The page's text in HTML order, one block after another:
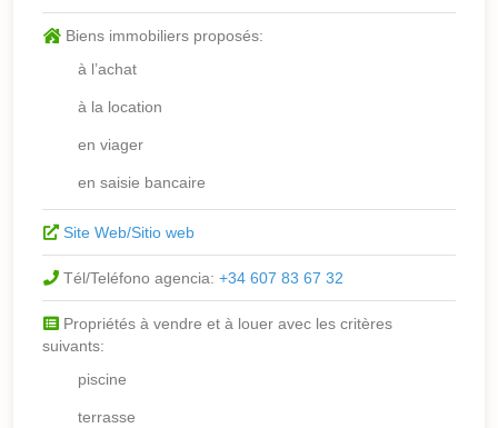
Biens immobiliers proposés:
à l’achat
à la location
en viager
en saisie bancaire
Site Web/Sitio web
Tél/Teléfono agencia: +34 607 83 67 32
Propriétés à vendre et à louer avec les critères
suivants:
piscine
terrasse